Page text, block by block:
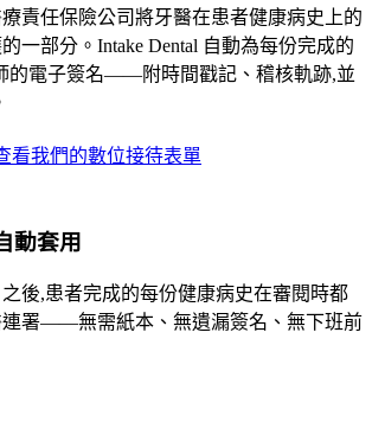
責任保險公司將牙醫在患者健康病史上的
一部分。Intake Dental 自動為每份完成的
的電子簽名——附時間戳記、稽核軌跡,並
看我們的數位接待表單
動套用
後,患者完成的每份健康病史在審閱時都
連署——無需紙本、無遺漏簽名、無下班前